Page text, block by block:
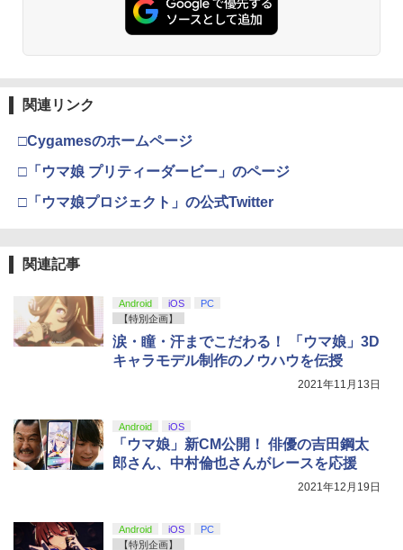
D ガイド枠 指紋防止
3
納バッグ 耐衝撃 スイッチ2 キャリングケ
4
￥4,400
レトロフリーク レッド×ホワイト ( レト
こでもセーブ 互換機種 FC SFC SNES G
B GBC GBA MD GEN PCE TG-16 PCE
SG
￥540
【中古】うどんの国の金色毛鞠 第一巻/
5
【送料無料】劇場版「鬼滅の刃」無限城
編 第一章 猗窩座再来(通常版)【Blu-ra
y】/アニメーション[Blu-ray]【返品種別
￥6,447
3
￥55,491
5
ニンテンドープリペイド番号 5000円|オ
ンラインコード版
3
【純正品】DualSense ワイヤレスコン
トローラー(CFI-ZCT2J)
￥7,681
【純正品】Xbox 充電式バッテリー + US
B-C ケーブル
5
【国内正規品】Thrustmaster スラスト
マスター TH8S シフター - PC、PS4、P
S5、PS5 Pro、Xbox One、Xbox Serie
s X|S 対応の高精度 H パターン シフター
￥3,523
3
ナル三方背収納ケース付きコレクション)
(オリジナル特典:オリジナル巾着＋メー
カー特典:【坤と離】二振りの剣、十翼よ
り来たる！スタジオ描き下ろしイラスト
ボード付) [Blu-ray]
4
窩座再来 完全生産限定版 [Blu-ray]
￥8,698
5
『映画 ラブライブ！蓮ノ空女学院スクー
ルアイドルクラブ Bloom Garden Part
y』Blu-ray（特装限定版）
関連リンク
□Cygamesのホームページ
□「ウマ娘 プリティーダービー」のページ
□「ウマ娘プロジェクト」の公式Twitter
関連記事
Android iOS
PC
【特別企画】
涙・瞳・汗までこだわる！ 「ウマ娘」3D
キャラモデル制作のノウハウを伝授
2021年11月13日
Android iOS
「ウマ娘」新CM公開！ 俳優の吉田鋼太
郎さん、中村倫也さんがレースを応援
2021年12月19日
Android iOS
PC
【特別企画】